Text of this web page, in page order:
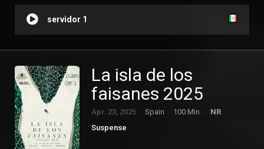
servidor 1
La isla de los
faisanes 2025
Apr. 23, 2025 Spain 100 Min.
NR
Suspense